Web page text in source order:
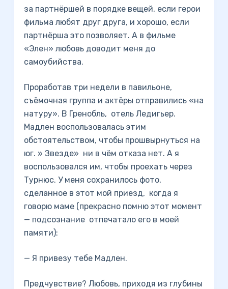
за партнёршей в порядке вещей, если герои
фильма любят друг друга, и хорошо, если
партнёрша это позволяет. А в фильме
«Элен» любовь доводит меня до
самоубийства.
Проработав три недели в павильоне,
съёмочная группа и актёры отправились «на
натуру». В Гренобль, отель Ледигьер.
Мадлен воспользовалась этим
обстоятельством, чтобы прошвырнуться на
юг. » Звезде» ни в чём отказа нет. А я
воспользовался им, чтобы проехать через
Турнюс. У меня сохранилось фото,
сделанное в этот мой приезд, когда я
говорю маме (прекрасно помню этот момент
— подсознание отпечатало его в моей
памяти):
— Я привезу тебе Мадлен.
Предчувствие? Любовь, приходя из глубины